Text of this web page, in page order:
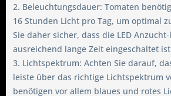
2. Beleuchtungsdauer: Tomaten
16 Stunden Licht pro Tag, um optimal
Sie daher sicher, dass die LED
ausreichend lange Zeit eingeschaltet
3. Lichtspektrum: Achten Sie darauf,
leiste über das richtige Lichtspektrum
benötigen vor allem blaues und rotes